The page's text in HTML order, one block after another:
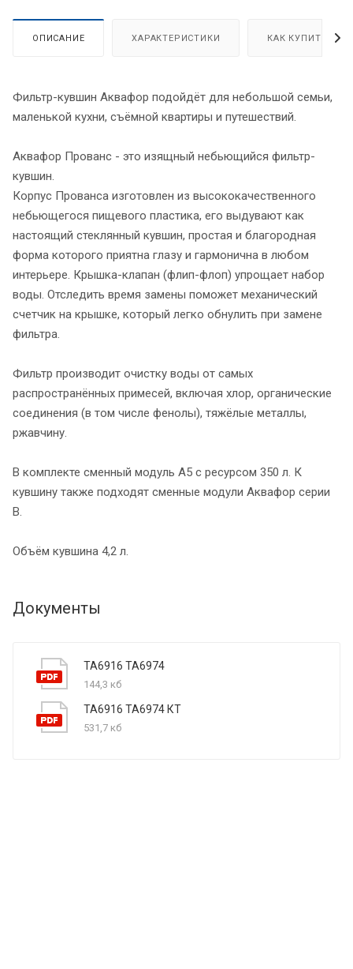
ОПИСАНИЕ ХАРАКТЕРИСТИКИ КАК КУПИТЬ
Фильтр-кувшин Аквафор подойдёт для небольшой семьи,
маленькой кухни, съёмной квартиры и путешествий.
Аквафор Прованс - это изящный небьющийся фильтр-
кувшин.
Корпус Прованса изготовлен из высококачественного
небьющегося пищевого пластика, его выдувают как
настоящий стеклянный кувшин, простая и благородная
форма которого приятна глазу и гармонична в любом
интерьере. Крышка-клапан (флип-флоп) упрощает набор
воды. Отследить время замены поможет механический
счетчик на крышке, который легко обнулить при замене
фильтра.
Фильтр производит очистку воды от самых
распространённых примесей, включая хлор, органические
соединения (в том числе фенолы), тяжёлые металлы,
ржавчину.
В комплекте сменный модуль А5 с ресурсом 350 л. К
кувшину также подходят сменные модули Аквафор серии
В.
Объём кувшина 4,2 л.
Документы
ТА6916 ТА6974
144,3 кб
ТА6916 ТА6974 КТ
531,7 кб